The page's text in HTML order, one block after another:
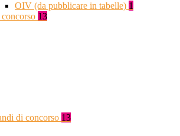
OIV (da pubblicare in tabelle) 1
13
di concorso 13